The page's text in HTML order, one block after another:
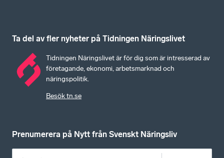
Ta del av fler nyheter på Tidningen Näringslivet
Tidningen Näringslivet är för dig som är intresserad av
företagande, ekonomi, arbetsmarknad och
näringspolitik.
Besök tn.se
Prenumerera på Nytt från Svenskt Näringsliv